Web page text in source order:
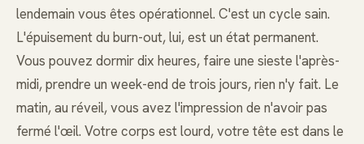
lendemain vous êtes opérationnel. C'est un cycle sain.
L'épuisement du burn-out, lui, est un état permanent.
Vous pouvez dormir dix heures, faire une sieste l'après-
midi, prendre un week-end de trois jours, rien n'y fait. Le
matin, au réveil, vous avez l'impression de n'avoir pas
fermé l'œil. Votre corps est lourd, votre tête est dans le